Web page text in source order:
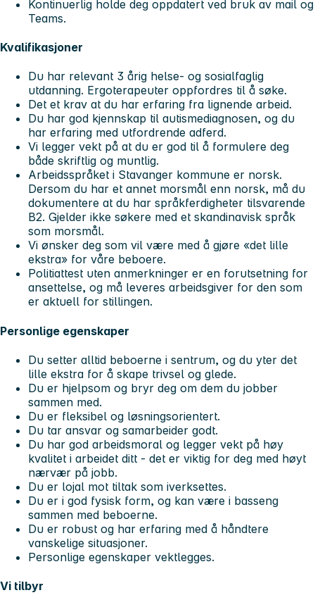
Kontinuerlig holde deg oppdatert ved bruk av mail og
Teams.
Kvalifikasjoner
Du har relevant 3 årig helse- og sosialfaglig
utdanning. Ergoterapeuter oppfordres til å søke.
Det et krav at du har erfaring fra lignende arbeid.
Du har god kjennskap til autismediagnosen, og du
har erfaring med utfordrende adferd.
Vi legger vekt på at du er god til å formulere deg
både skriftlig og muntlig.
Arbeidsspråket i Stavanger kommune er norsk.
Dersom du har et annet morsmål enn norsk, må du
dokumentere at du har språkferdigheter tilsvarende
B2. Gjelder ikke søkere med et skandinavisk språk
som morsmål.
Vi ønsker deg som vil være med å gjøre «det lille
ekstra» for våre beboere.
Politiattest uten anmerkninger er en forutsetning for
ansettelse, og må leveres arbeidsgiver for den som
er aktuell for stillingen.
Personlige egenskaper
Du setter alltid beboerne i sentrum, og du yter det
lille ekstra for å skape trivsel og glede.
Du er hjelpsom og bryr deg om dem du jobber
sammen med.
Du er fleksibel og løsningsorientert.
Du tar ansvar og samarbeider godt.
Du har god arbeidsmoral og legger vekt på høy
kvalitet i arbeidet ditt - det er viktig for deg med høyt
nærvær på jobb.
Du er lojal mot tiltak som iverksettes.
Du er i god fysisk form, og kan være i basseng
sammen med beboerne.
Du er robust og har erfaring med å håndtere
vanskelige situasjoner.
Personlige egenskaper vektlegges.
Vi tilbyr